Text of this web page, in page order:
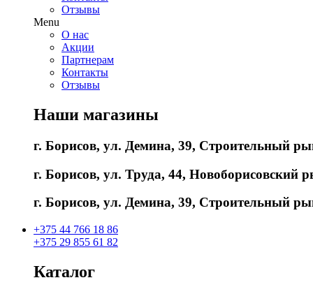
Отзывы
Menu
О нас
Акции
Партнерам
Контакты
Отзывы
Наши магазины
г. Борисов, ул. Демина, 39, Строительный
г. Борисов, ул. Труда, 44, Новоборисовский
г. Борисов, ул. Демина, 39, Строительный
+375 44 766 18 86
+375 29 855 61 82
Каталог